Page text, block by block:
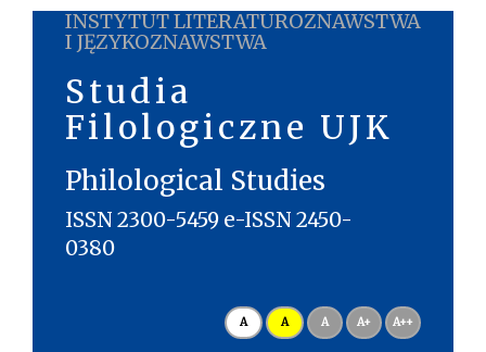
INSTYTUT LITERATUROZNAWSTWA
I JĘZYKOZNAWSTWA
Studia
Filologiczne UJK
Philological Studies
ISSN 2300-5459 e-ISSN 2450-
0380
A A A A+ A++